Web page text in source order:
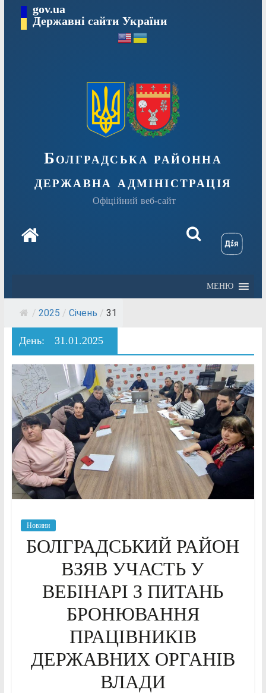
Перейтиgov.ua
Державні сайти України
Болградська районна
державна адміністрація
Офіційний веб-сайт
МЕНЮ
/ 2025 / Січень / 31
День: 31.01.2025
Новини
БОЛГРАДСЬКИЙ РАЙОН
ВЗЯВ УЧАСТЬ У
ВЕБІНАРІ З ПИТАНЬ
БРОНЮВАННЯ
ПРАЦІВНИКІВ
ДЕРЖАВНИХ ОРГАНІВ
ВЛАДИ